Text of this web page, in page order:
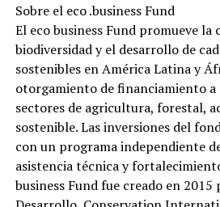
Sobre el eco .business Fund
El eco business Fund promueve la
biodiversidad y el desarrollo de
sostenibles en América Latina y
otorgamiento de financiamiento a
sectores de agricultura, forestal,
sostenible. Las inversiones del
con un programa independiente
asistencia técnica y
business Fund fue creado en 2015